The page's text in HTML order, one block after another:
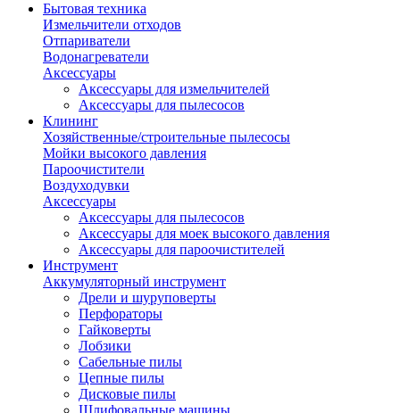
Бытовая техника
Измельчители отходов
Отпариватели
Водонагреватели
Аксессуары
Аксессуары для измельчителей
Аксессуары для пылесосов
Клининг
Хозяйственные/строительные пылесосы
Мойки высокого давления
Пароочистители
Воздуходувки
Аксессуары
Аксессуары для пылесосов
Аксессуары для моек высокого давления
Аксессуары для пароочистителей
Инструмент
Аккумуляторный инструмент
Дрели и шуруповерты
Перфораторы
Гайковерты
Лобзики
Сабельные пилы
Цепные пилы
Дисковые пилы
Шлифовальные машины